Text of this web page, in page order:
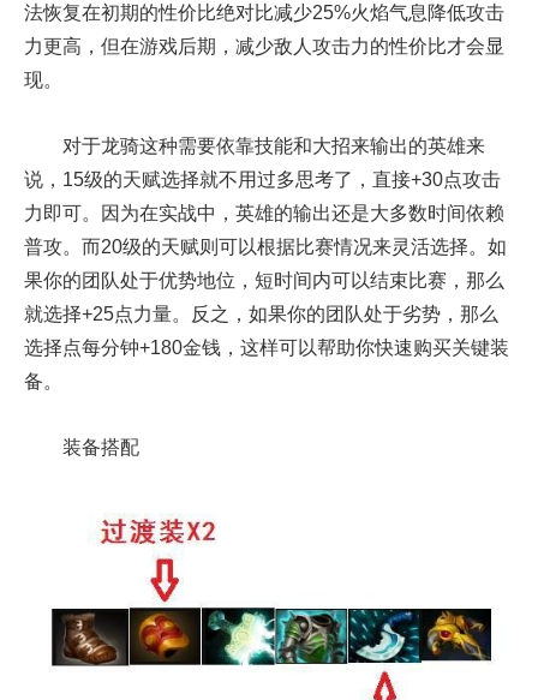
法恢复在初期的性价比绝对比减少25%火焰气息降低攻击
力更高，但在游戏后期，减少敌人攻击力的性价比才会显
现。
对于龙骑这种需要依靠技能和大招来输出的英雄来
说，15级的天赋选择就不用过多思考了，直接+30点攻击
力即可。因为在实战中，英雄的输出还是大多数时间依赖
普攻。而20级的天赋则可以根据比赛情况来灵活选择。如
果你的团队处于优势地位，短时间内可以结束比赛，那么
就选择+25点力量。反之，如果你的团队处于劣势，那么
选择点每分钟+180金钱，这样可以帮助你快速购买关键装
备。
装备搭配